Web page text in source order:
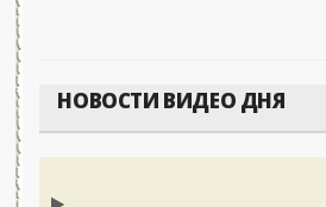
НОВОСТИ ВИДЕО ДНЯ